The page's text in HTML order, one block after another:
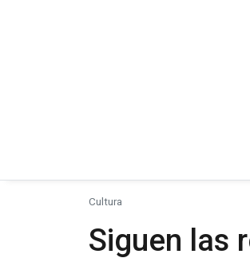
Cultura
Siguen las